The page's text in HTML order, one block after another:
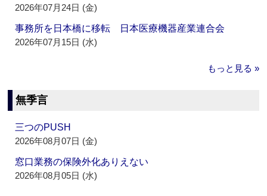
2026年07月24日 (金)
事務所を日本橋に移転 日本医療機器産業連合会
2026年07月15日 (水)
もっと見る »
無季言
三つのPUSH
2026年08月07日 (金)
窓口業務の保険外化ありえない
2026年08月05日 (水)